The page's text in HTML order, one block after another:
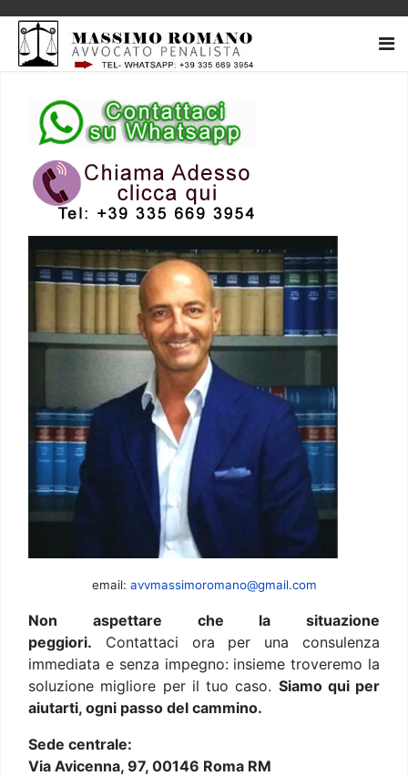
email: avvmassimoromano@gmail.com
Non aspettare che la situazione
peggiori. Contattaci ora per una consulenza
immediata e senza impegno: insieme troveremo la
soluzione migliore per il tuo caso. Siamo qui per
aiutarti, ogni passo del cammino.
Sede centrale:
Via Avicenna, 97, 00146 Roma RM